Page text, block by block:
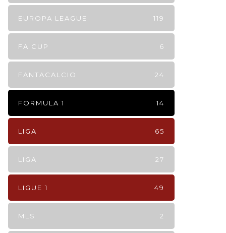
EUROPA LEAGUE 119
FA CUP 6
FANTACALCIO 24
FORMULA 1 14
LIGA 65
LIGA 27
LIGUE 1 49
MLS 2